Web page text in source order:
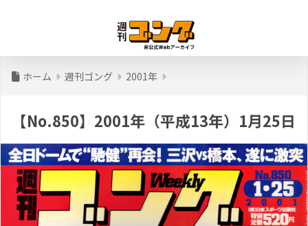
ホーム 週刊ゴング 2001年
【No.850】2001年（平成13年）1月25日